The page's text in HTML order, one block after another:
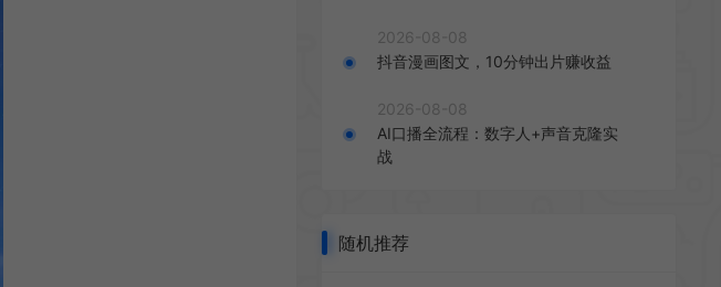
2026-08-08
抖音漫画图文，10分钟出片赚收益
2026-08-08
AI口播全流程：数字人+声音克隆实
战
随机推荐